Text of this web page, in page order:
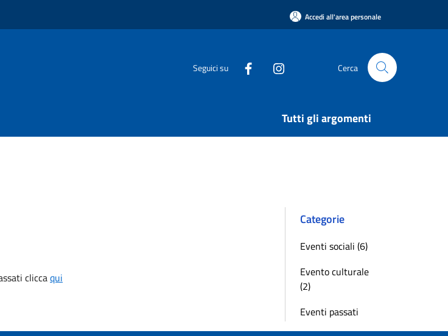
Accedi all'area personale
Seguici su Cerca
Tutti gli argomenti
cliccaqui
Categorie
Eventi sociali (6)
Evento culturale
(2)
Eventi passati